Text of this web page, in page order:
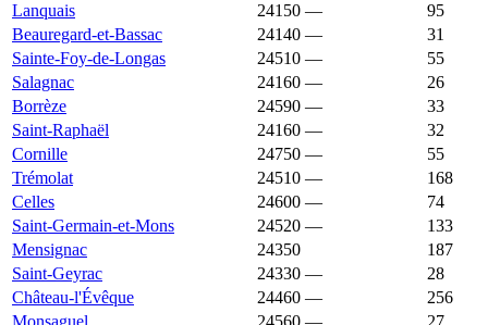
Lanquais
24150 —
95
Beauregard-et-Bassac
24140 —
31
Sainte-Foy-de-Longas
24510 —
55
Salagnac
24160 —
26
Borrèze
24590 —
33
Saint-Raphaël
24160 —
32
Cornille
24750 —
55
Trémolat
24510 —
168
Celles
24600 —
74
Saint-Germain-et-Mons
24520 —
133
Mensignac
24350
187
Saint-Geyrac
24330 —
28
Château-l'Évêque
24460 —
256
Monsaguel
24560 —
27